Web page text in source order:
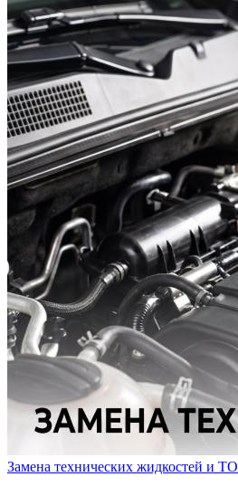
Замена технических жидкостей и ТО